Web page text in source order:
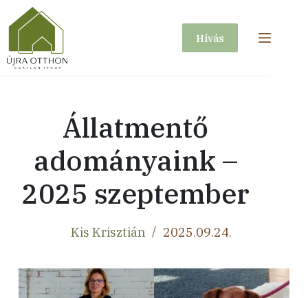
to
content
Hívás
Állatmentő
adományaink –
2025 szeptember
Kis Krisztián 2025.09.24.